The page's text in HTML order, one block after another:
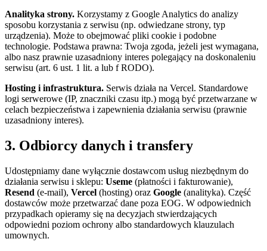
Analityka strony. Korzystamy z Google Analytics do analizy
sposobu korzystania z serwisu (np. odwiedzane strony, typ
urządzenia). Może to obejmować pliki cookie i podobne
technologie. Podstawa prawna: Twoja zgoda, jeżeli jest wymagana,
albo nasz prawnie uzasadniony interes polegający na doskonaleniu
serwisu (art. 6 ust. 1 lit. a lub f RODO).
Hosting i infrastruktura. Serwis działa na Vercel. Standardowe
logi serwerowe (IP, znaczniki czasu itp.) mogą być przetwarzane w
celach bezpieczeństwa i zapewnienia działania serwisu (prawnie
uzasadniony interes).
3. Odbiorcy danych i transfery
Udostępniamy dane wyłącznie dostawcom usług niezbędnym do
działania serwisu i sklepu: Useme (płatności i fakturowanie),
Resend (e-mail), Vercel (hosting) oraz Google (analityka). Część
dostawców może przetwarzać dane poza EOG. W odpowiednich
przypadkach opieramy się na decyzjach stwierdzających
odpowiedni poziom ochrony albo standardowych klauzulach
umownych.